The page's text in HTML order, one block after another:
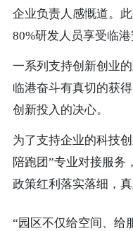
企业负责人感慨道。
80%研发人员享受临
一系列支持创新创业
临港奋斗有真切的获
创新投入的决心。
为了支持企业的科技
陪跑团”专业对接服务
政策红利落实落细，
“园区不仅给空间、给